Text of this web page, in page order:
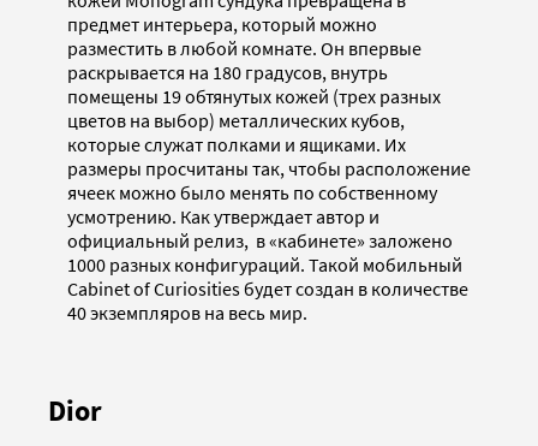
предмет интерьера, который можно
разместить в любой комнате. Он впервые
раскрывается на 180 градусов, внутрь
помещены 19 обтянутых кожей (трех разных
цветов на выбор) металлических кубов,
которые служат полками и ящиками. Их
размеры просчитаны так, чтобы расположение
ячеек можно было менять по собственному
усмотрению. Как утверждает автор и
официальный релиз, в «кабинете» заложено
1000 разных конфигураций. Такой мобильный
Cabinet of Curiosities будет создан в количестве
40 экземпляров на весь мир.
Dior